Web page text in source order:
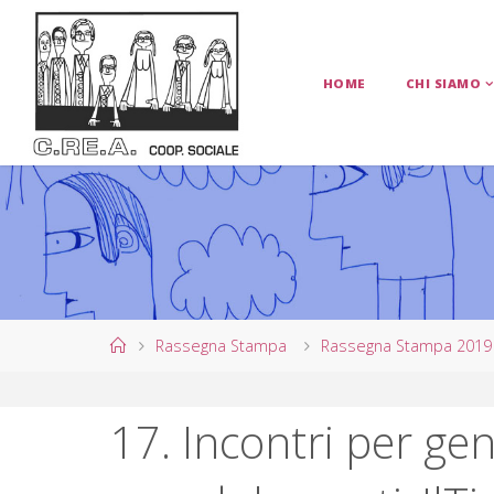
Salta
contenuto
.R E
.A .
CO
ER
HOME CHI SIAMO
HomeRassegna Stampa Rassegna Stampa 2019
17. Incontri per